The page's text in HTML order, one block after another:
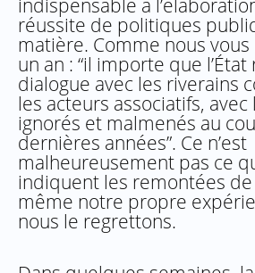
indispensable à
réussite de politiques
matière. Comme nous vous
un an : “il importe que
dialogue avec les riverains
les acteurs associatifs, avec
ignorés et malmenés au
dernières années”. Ce n’est
malheureusement pas ce
indiquent les remontées
même notre propre
nous le regrettons.